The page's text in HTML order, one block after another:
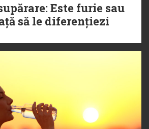
Este furie sau
să le diferențiezi